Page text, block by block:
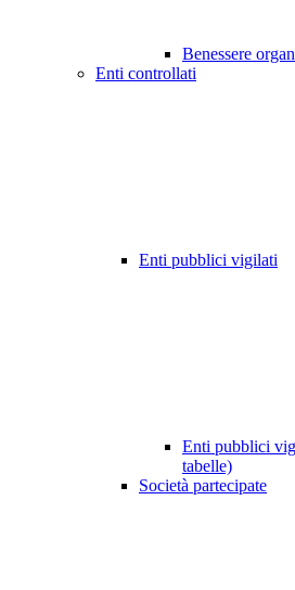
Benessere
Enti controllati
Enti pubblici vigilati
Enti pubblici
tabelle)
Società partecipate